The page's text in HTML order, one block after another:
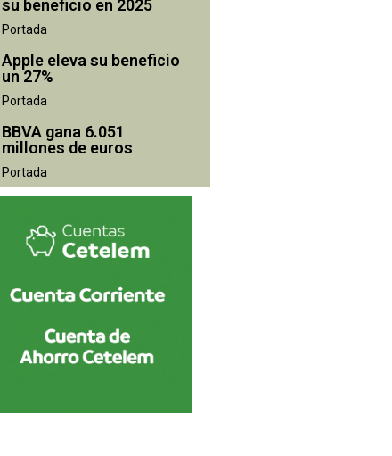
su beneficio en 2025
Portada
Apple eleva su beneficio
un 27%
Portada
BBVA gana 6.051
millones de euros
Portada